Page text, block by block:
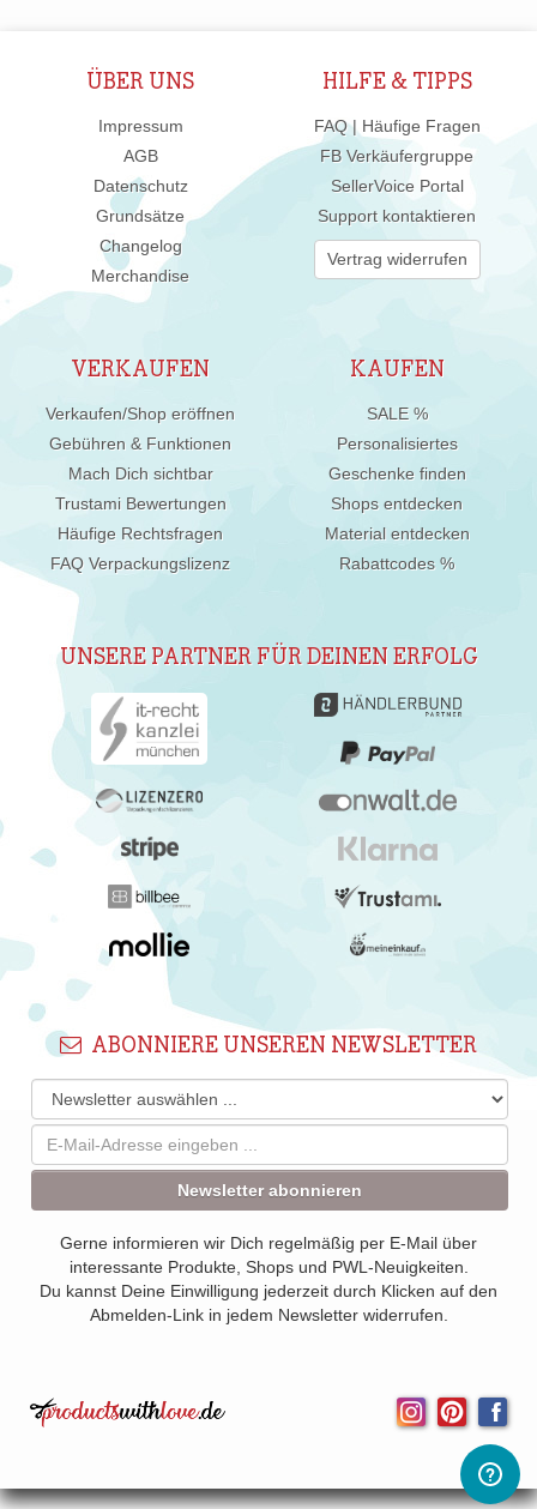
ÜBER UNS
Impressum
AGB
Datenschutz
Grundsätze
Changelog
Merchandise
HILFE & TIPPS
FAQ | Häufige Fragen
FB Verkäufergruppe
SellerVoice Portal
Support kontaktieren
Vertrag widerrufen
VERKAUFEN
Verkaufen/Shop eröffnen
Gebühren & Funktionen
Mach Dich sichtbar
Trustami Bewertungen
Häufige Rechtsfragen
FAQ Verpackungslizenz
KAUFEN
SALE %
Personalisiertes
Geschenke finden
Shops entdecken
Material entdecken
Rabattcodes %
UNSERE PARTNER FÜR DEINEN ERFOLG
ABONNIERE UNSEREN NEWSLETTER
Newsletter abonnieren
Gerne informieren wir Dich regelmäßig per E-Mail über
interessante Produkte, Shops und PWL-Neuigkeiten.
Du kannst Deine Einwilligung jederzeit durch Klicken auf den
Abmelden-Link in jedem Newsletter widerrufen.